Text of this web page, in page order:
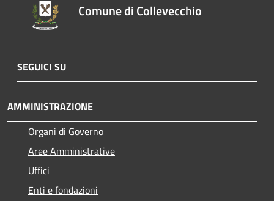
Comune di Collevecchio
SEGUICI SU
AMMINISTRAZIONE
Organi di Governo
Aree Amministrative
Uffici
Enti e fondazioni